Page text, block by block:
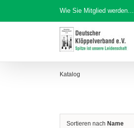
Inhalt
Wie Sie Mitglied werden…
Katalog
Sortieren nach Name